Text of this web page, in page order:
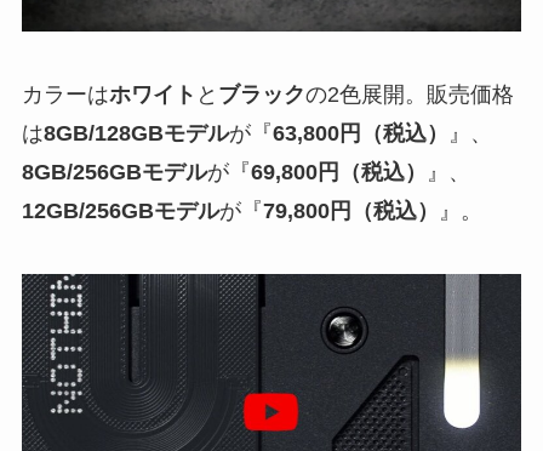
カラーはホワイト と ブラックの2色展開。販売価格
は8GB/128GBモデルが『63,800円（税込）
』、
8GB/256GBモデルが『69,800円（税込）
』、
12GB/256GBモデルが『79,800円（税込） 』。